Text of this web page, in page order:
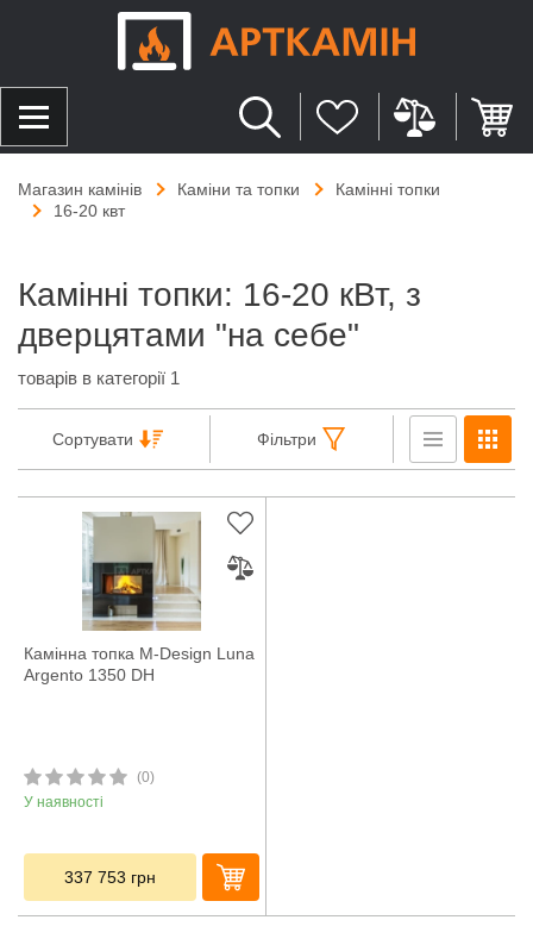
Магазин камінів Каміни та топки
Камінні топки
16-20 квт
Камінні топки: 16-20 кВт, з
дверцятами "на себе"
товарів в категорії 1
Сортувати Фільтри
Камінна топка M-Design Luna
Argento 1350 DH
(0)
У наявності
337 753 грн